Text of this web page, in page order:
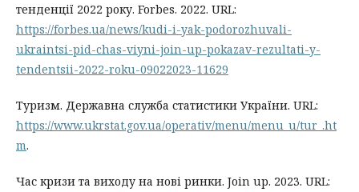
тенденції 2022 року. Forbes. 2022. URL:
https://forbes.ua/news/kudi-i-yak-podorozhuvali-
ukraintsi-pid-chas-viyni-join-up-pokazav-rezultati-y-
tendentsii-2022-roku-09022023-11629
Туризм. Державна служба статистики України. URL:
https://www.ukrstat.gov.ua/operativ/menu/menu_u/tur_.ht
m.
Час кризи та виходу на нові ринки. Join up. 2023. URL: